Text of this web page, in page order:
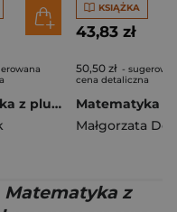
Szulc
Matematyka z plusem ćwiczenia podstawowe dla klasy 7 szkoła podstawowa EDYCJA 2026
KSIĄŻKA
43,83 zł
50,50 zł -
cena detaliczna
Matematyka z